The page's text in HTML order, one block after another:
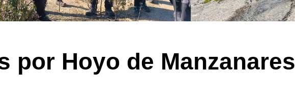
por Hoyo de Manzanares